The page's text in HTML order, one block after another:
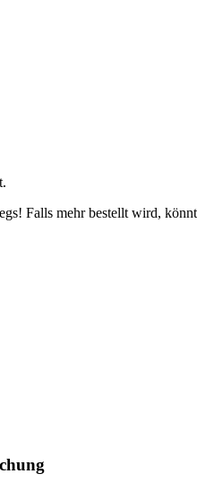
Falls mehr bestellt wird,